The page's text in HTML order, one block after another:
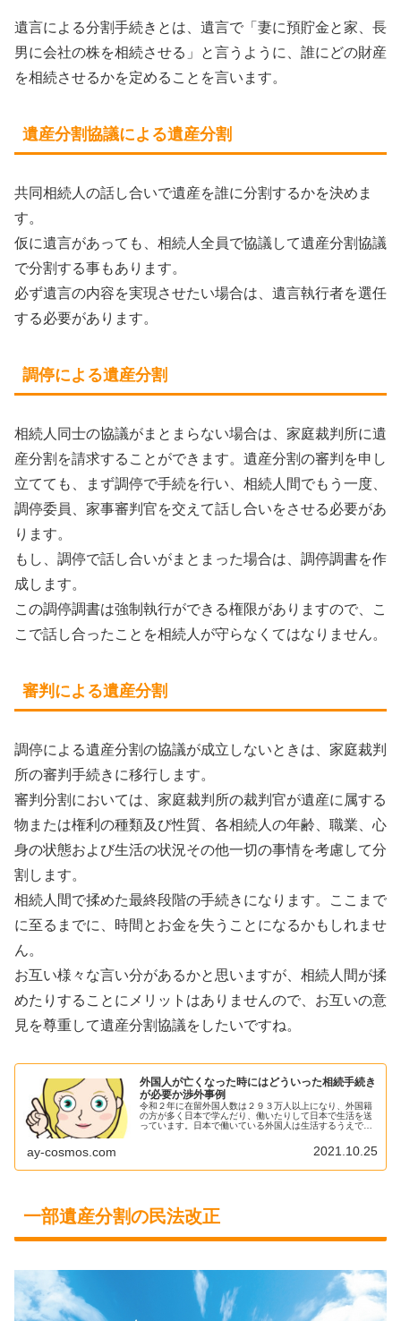
遺言による分割手続きとは、遺言で「妻に預貯金と家、長
男に会社の株を相続させる」と言うように、誰にどの財産
を相続させるかを定めることを言います。
遺産分割協議による遺産分割
共同相続人の話し合いで遺産を誰に分割するかを決めま
す。
仮に遺言があっても、相続人全員で協議して遺産分割協議
で分割する事もあります。
必ず遺言の内容を実現させたい場合は、遺言執行者を選任
する必要があります。
調停による遺産分割
相続人同士の協議がまとまらない場合は、家庭裁判所に遺
産分割を請求することができます。遺産分割の審判を申し
立てても、まず調停で手続を行い、相続人間でもう一度、
調停委員、家事審判官を交えて話し合いをさせる必要があ
ります。
もし、調停で話し合いがまとまった場合は、調停調書を作
成します。
この調停調書は強制執行ができる権限がありますので、こ
こで話し合ったことを相続人が守らなくてはなりません。
審判による遺産分割
調停による遺産分割の協議が成立しないときは、家庭裁判
所の審判手続きに移行します。
審判分割においては、家庭裁判所の裁判官が遺産に属する
物または権利の種類及び性質、各相続人の年齢、職業、心
身の状態および生活の状況その他一切の事情を考慮して分
割します。
相続人間で揉めた最終段階の手続きになります。ここまで
に至るまでに、時間とお金を失うことになるかもしれませ
ん。
お互い様々な言い分があるかと思いますが、相続人間が揉
めたりすることにメリットはありませんので、お互いの意
見を尊重して遺産分割協議をしたいですね。
外国人が亡くなった時にはどういった相続手続き
が必要か渉外事例
令和２年に在留外国人数は２９３万人以上になり、外国籍
の方が多く日本で学んだり、働いたりして日本で生活を送
っています。日本で働いている外国人は生活するうえで、
ay-cosmos.com 2021.10.25
一部遺産分割の民法改正